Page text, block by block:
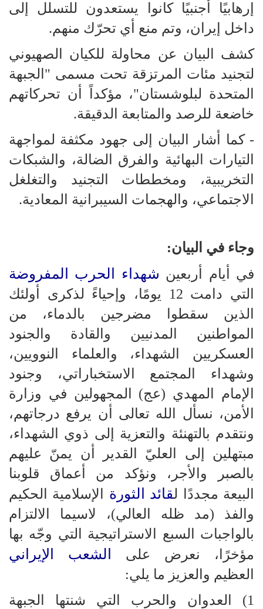
إرهابيًا أجنبيًا كانوا يستعدون للتسلل إلى
داخل إيران، وتم منع أي تحرّك منهم.
كشف البيان عن محاولة للكيان الصهيوني
لتجنيد مئات المرتزقة تحت مسمى "الجبهة
المتحدة لبلوشستان"، مؤكداً أن تحركاتهم
خاضعة للرصد والمتابعة الدقيقة.
- كما أشار البيان إلى جهود مكثفة لمواجهة
التيارات البهائية والفرق الضالة، والشبكات
التخريبية، ومخططات التجنيد والتغلغل
الاجتماعي، والهجمات السيبرانية المعادية.
وجاء في البيان:
في أيام أربعين شهداء الحرب المفروضة
التي دامت 12 يومًا، وإحياءً لذكرى أولئك
الذين سقطوا مضرجين بالدماء، من
المواطنين المدنيين والقادة والجنود
العسكريين الشهداء، والعلماء النوويين،
وشهداء المجتمع الاستخباراتي، وجنود
الإمام المهدي (عج) المجهولين في وزارة
الأمن، نسأل الله تعالى أن يرفع درجاتهم،
ونتقدم بالتهنئة والتعزية إلى ذوي الشهداء،
مبتهلين إلى العليّ القدير أن يمنّ عليهم
بالصبر والأجر، ونؤكد من أعماق قلوبنا
البيعة مجددًا لقائد الثورة الإسلامية الحكيم
والفذ (مد ظله العالي)، لاسيما الالتزام
بالواجبات السبع الاستراتيجية التي وجّه بها
مؤخرًا، نعرض على
الشعب الإيراني
العظيم والعزيز ما يلي:
1) العدوان والحرب التي شنتها الجبهة